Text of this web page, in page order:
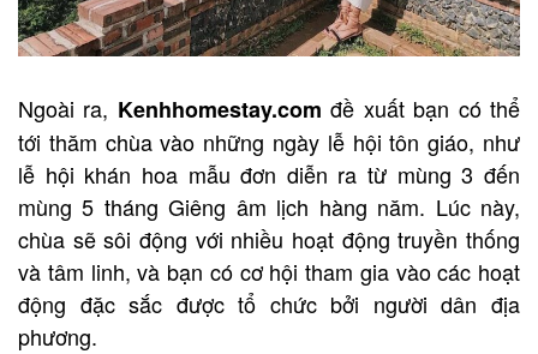
Ngoài ra, Kenhhomestay.com đề xuất bạn có thể
tới thăm chùa vào những ngày lễ hội tôn giáo, như
lễ hội khán hoa mẫu đơn diễn ra từ mùng 3 đến
mùng 5 tháng Giêng âm lịch hàng năm. Lúc này,
chùa sẽ sôi động với nhiều hoạt động truyền thống
và tâm linh, và bạn có cơ hội tham gia vào các hoạt
động đặc sắc được tổ chức bởi người dân địa
phương.